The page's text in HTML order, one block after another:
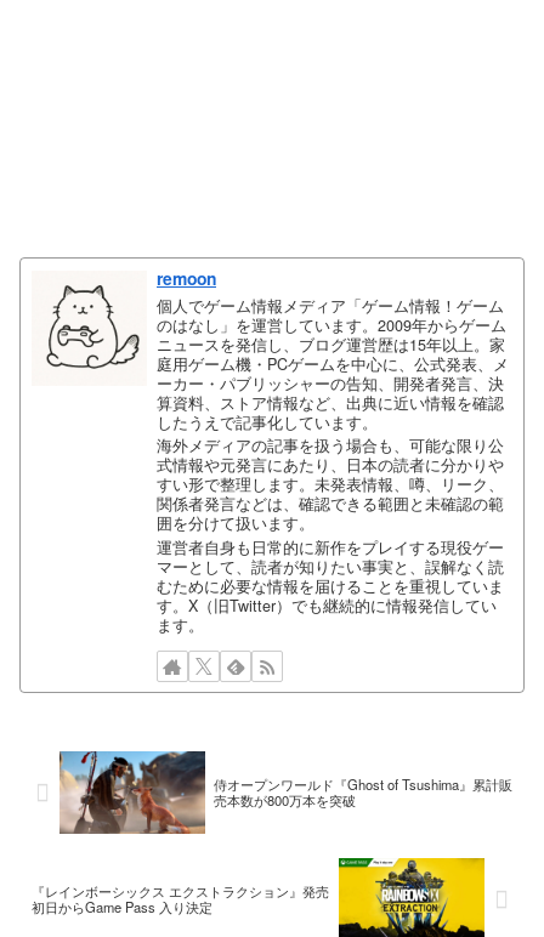
remoon
個人でゲーム情報メディア「ゲーム情報！ゲーム
のはなし」を運営しています。2009年からゲーム
ニュースを発信し、ブログ運営歴は15年以上。家
庭用ゲーム機・PCゲームを中心に、公式発表、メ
ーカー・パブリッシャーの告知、開発者発言、決
算資料、ストア情報など、出典に近い情報を確認
したうえで記事化しています。
海外メディアの記事を扱う場合も、可能な限り公
式情報や元発言にあたり、日本の読者に分かりや
すい形で整理します。未発表情報、噂、リーク、
関係者発言などは、確認できる範囲と未確認の範
囲を分けて扱います。
運営者自身も日常的に新作をプレイする現役ゲー
マーとして、読者が知りたい事実と、誤解なく読
むために必要な情報を届けることを重視していま
す。X（旧Twitter）でも継続的に情報発信してい
ます。
侍オープンワールド『Ghost of Tsushima』累計販
売本数が800万本を突破
『レインボーシックス エクストラクション』発売
初日からGame Pass 入り決定